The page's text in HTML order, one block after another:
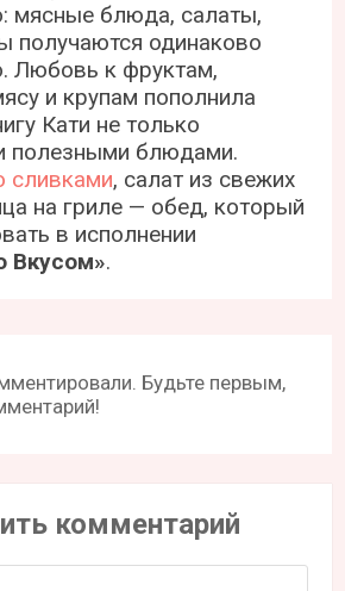
мясные блюда, салаты,
получаются одинаково
Любовь к фруктам,
и крупам пополнила
Кати не только
полезными блюдами.
сливками, салат из свежих
на гриле — обед, который
в исполнении
Вкусом».
Будьте первым,
комментарий